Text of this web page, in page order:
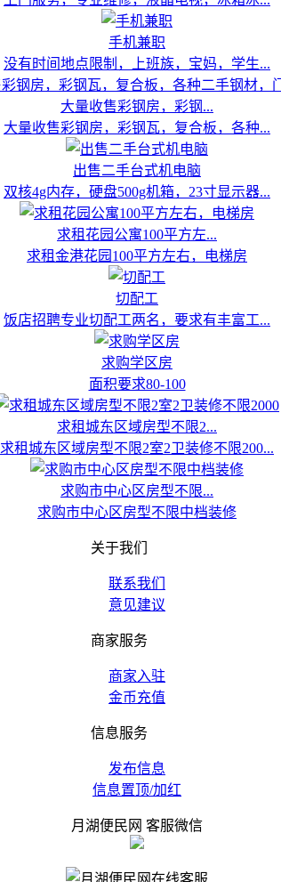
手机兼职
没有时间地点限制，上班族，宝妈，学生...
大量收售彩钢房，彩钢...
大量收售彩钢房，彩钢瓦，复合板，各种...
出售二手台式机电脑
双核4g内存，硬盘500g机箱，23寸显示器...
求租花园公寓100平方左...
求租金港花园100平方左右，电梯房
切配工
饭店招聘专业切配工两名，要求有丰富工...
求购学区房
面积要求80-100
求租城东区域房型不限2...
求租城东区域房型不限2室2卫装修不限200...
求购市中心区房型不限...
求购市中心区房型不限中档装修
关于我们
联系我们
意见建议
商家服务
商家入驻
金币充值
信息服务
发布信息
信息置顶/加红
月湖便民网 客服微信